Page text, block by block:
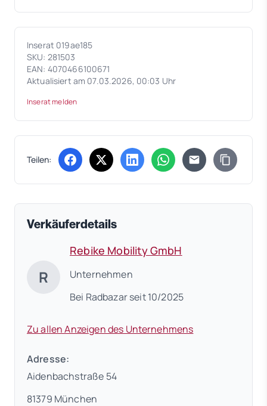
Inserat 019ae185
SKU: 281503
EAN: 4070466100671
Aktualisiert am 07.03.2026, 00:03 Uhr
Inserat melden
Teilen: (öffnet in neuem Tab)
(öffnet in neuem Tab)
(öffnet in neuem Tab)
(öffnet in neuem Tab)
Verkäuferdetails
R
Rebike Mobility GmbH
Unternehmen
Bei Radbazar seit 10/2025
Zu allen Anzeigen des Unternehmens
Adresse:
Aidenbachstraße 54
81379 München